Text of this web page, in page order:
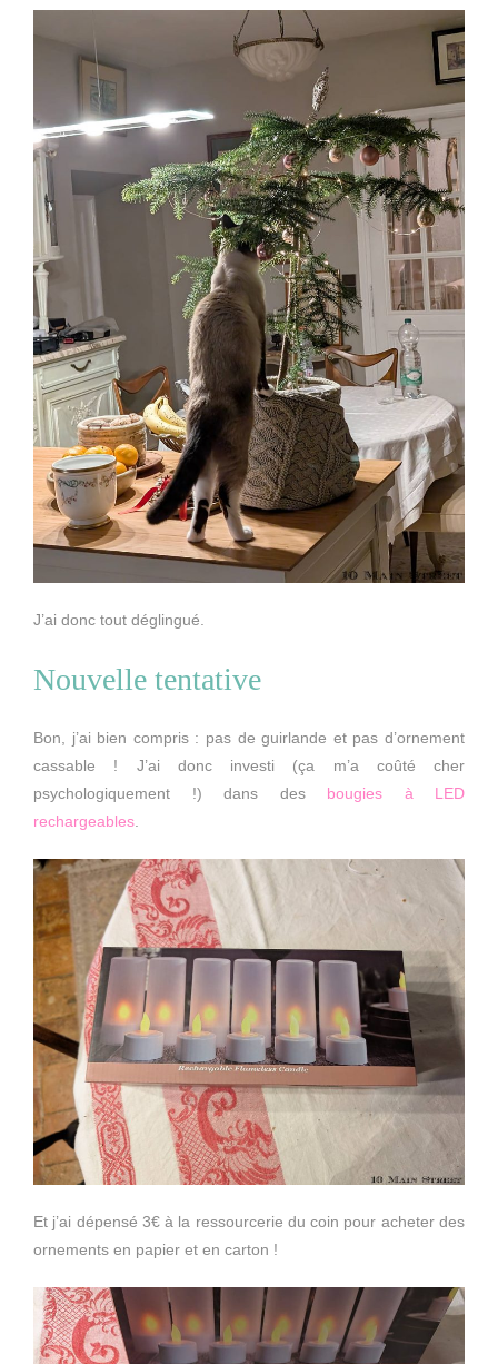
J’ai donc tout déglingué.
Nouvelle tentative
Bon, j’ai bien compris : pas de guirlande et pas d’ornement
cassable ! J’ai donc investi (ça m’a coûté cher
psychologiquement !) dans des bougies à LED
rechargeables.
Et j’ai dépensé 3€ à la ressourcerie du coin pour acheter des
ornements en papier et en carton !